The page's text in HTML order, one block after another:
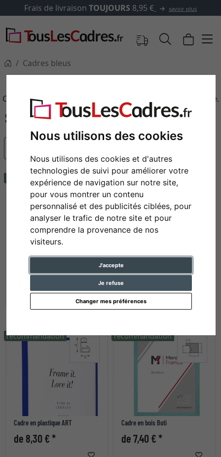
Nous utilisons des cookies
Nous utilisons des cookies et d'autres
technologies de suivi pour améliorer votre
expérience de navigation sur notre site,
pour vous montrer un contenu
personnalisé et des publicités ciblées, pour
analyser le trafic de notre site et pour
comprendre la provenance de nos
visiteurs.
J'accepte
Je refuse
Changer mes préférences
TOUJOURS8,95 € savoir plus
Cadres bleus
Cadres photo bleus en bois, en aluminium et en plastique.
de 33,15 € *
recommandation
Cadre en plastique New Lifestyle
de 3,70 € *
Cadre en plastique ART
de 8,30 € *
recommandation
Cadre en bois Boti
de 7,40 € *
recommandation